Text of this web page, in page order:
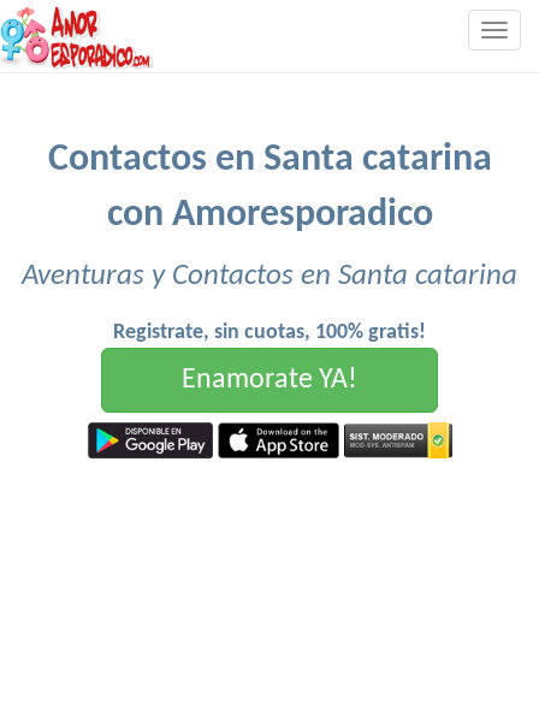
Contactos en Santa catarina
con Amoresporadico
Aventuras y Contactos en Santa catarina
Registrate, sin cuotas, 100% gratis!
Enamorate YA!